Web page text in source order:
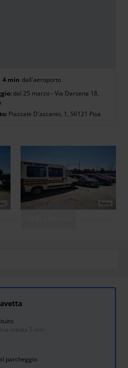
4 min dall'aeroporto
dal 25 marzo - Via Darsena 18,
Piazzale D'ascanio, 1, 56121 Pisa
media 5 min
parcheggio